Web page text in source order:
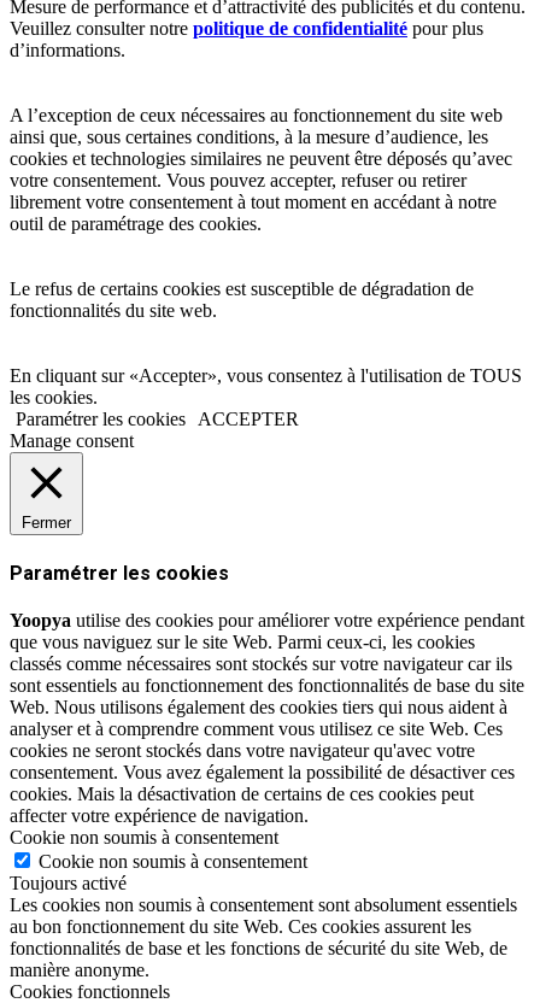
Mesure de performance et d’attractivité des publicités et du contenu.
Veuillez consulter notre politique de confidentialité pour plus
d’informations.
A l’exception de ceux nécessaires au fonctionnement du site web
ainsi que, sous certaines conditions, à la mesure d’audience, les
cookies et technologies similaires ne peuvent être déposés qu’avec
votre consentement. Vous pouvez accepter, refuser ou retirer
librement votre consentement à tout moment en accédant à notre
outil de paramétrage des cookies.
Le refus de certains cookies est susceptible de dégradation de
fonctionnalités du site web.
En cliquant sur «Accepter», vous consentez à l'utilisation de TOUS
les cookies.
Paramétrer les cookies
ACCEPTER
Manage consent
Fermer
Paramétrer les cookies
Yoopya utilise des cookies pour améliorer votre expérience pendant
que vous naviguez sur le site Web. Parmi ceux-ci, les cookies
classés comme nécessaires sont stockés sur votre navigateur car ils
sont essentiels au fonctionnement des fonctionnalités de base du site
Web. Nous utilisons également des cookies tiers qui nous aident à
analyser et à comprendre comment vous utilisez ce site Web. Ces
cookies ne seront stockés dans votre navigateur qu'avec votre
consentement. Vous avez également la possibilité de désactiver ces
cookies. Mais la désactivation de certains de ces cookies peut
affecter votre expérience de navigation.
Cookie non soumis à consentement
Cookie non soumis à consentement
Toujours activé
Les cookies non soumis à consentement sont absolument essentiels
au bon fonctionnement du site Web. Ces cookies assurent les
fonctionnalités de base et les fonctions de sécurité du site Web, de
manière anonyme.
Cookies fonctionnels